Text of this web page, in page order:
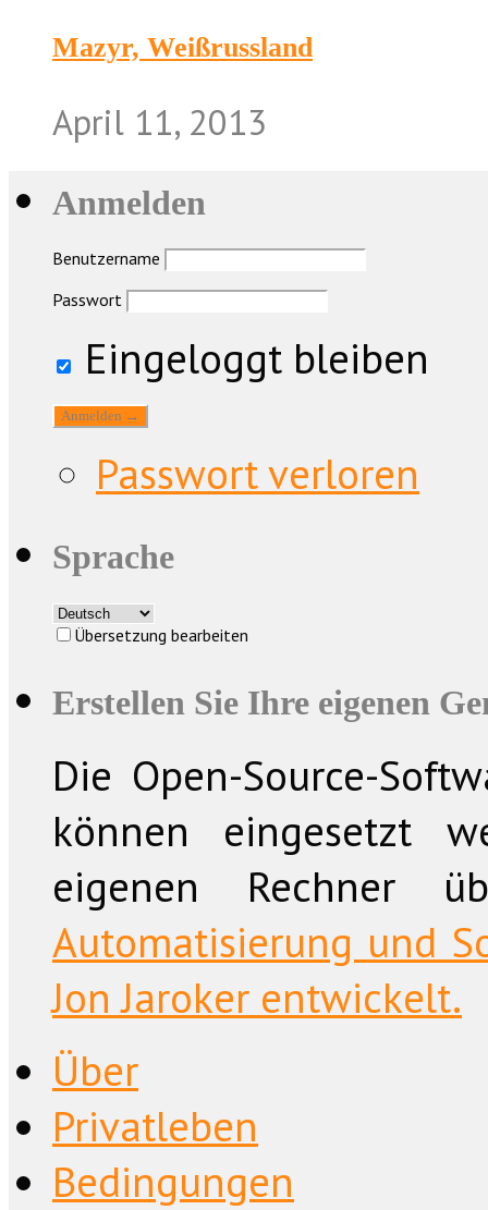
Mazyr, Weißrussland
April 11, 2013
Anmelden
Benutzername
Passwort
Eingeloggt bleiben
Passwort verloren
Sprache
Übersetzung bearbeiten
Erstellen Sie Ihre eigenen
Die Open-Source-
können eingesetzt
eigenen Rechner
Automatisierung und
Jon Jaroker entwickelt.
Über
Privatleben
Bedingungen